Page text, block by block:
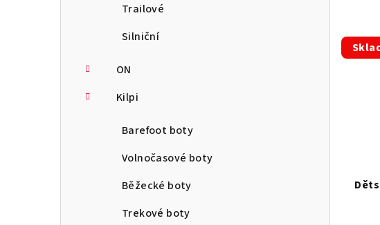
Trailové
Silniční
ON
Kilpi
Barefoot boty
Volnočasové boty
Běžecké boty
Trekové boty